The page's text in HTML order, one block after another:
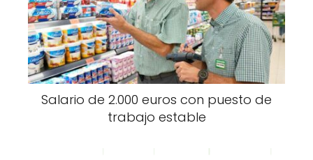
Salario de 2.000 euros con puesto de
trabajo estable